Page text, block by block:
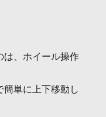
は、ホイール操作
簡単に上下移動し